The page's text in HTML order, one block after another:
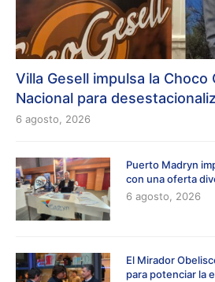
Villa Gesell impulsa la Choco
Nacional para
6 agosto, 2026
Puerto Madryn
con una oferta
6 agosto, 2026
El Mirador
para potenciar la